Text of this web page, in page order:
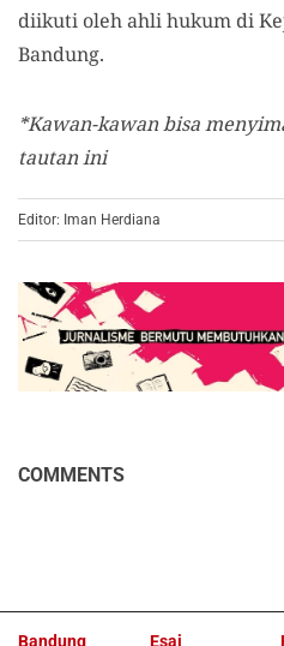
diikuti oleh ahli hukum di
Bandung.
*Kawan-kawan bisa
tautan ini
Editor: Iman Herdiana
COMMENTS
Bandung Esai